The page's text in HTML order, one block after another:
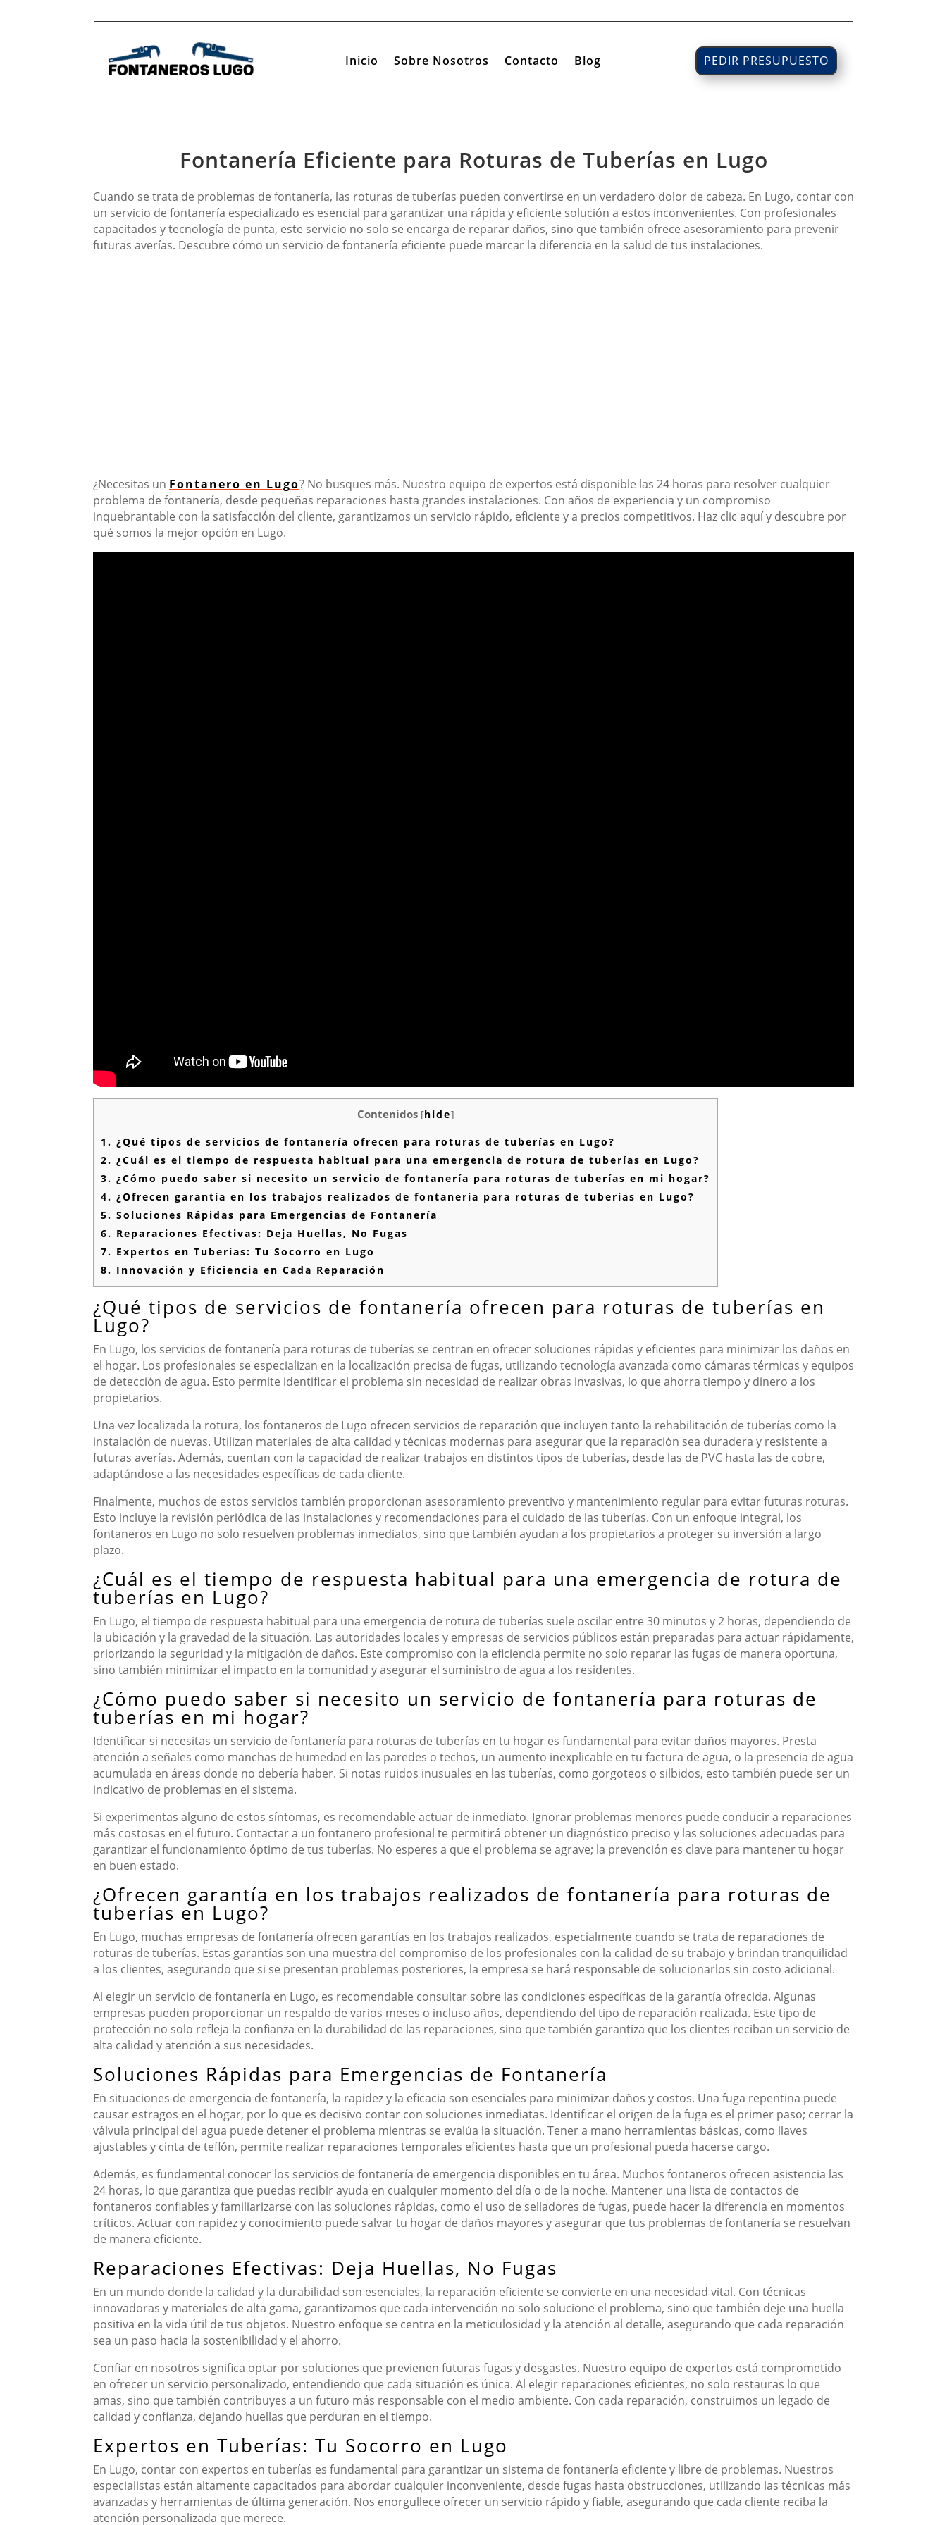
Inicio Sobre Nosotros Contacto Blog PEDIR PRESUPUESTO
Fontanería Eficiente para Roturas de Tuberías en Lugo
Cuando se trata de problemas de fontanería, las roturas de tuberías pueden convertirse en un verdadero dolor de cabeza. En Lugo, contar con
un servicio de fontanería especializado es esencial para garantizar una rápida y eficiente solución a estos inconvenientes. Con profesionales
capacitados y tecnología de punta, este servicio no solo se encarga de reparar daños, sino que también ofrece asesoramiento para prevenir
futuras averías. Descubre cómo un servicio de fontanería eficiente puede marcar la diferencia en la salud de tus instalaciones.
¿Necesitas un Fontanero en Lugo? No busques más. Nuestro equipo de expertos está disponible las 24 horas para resolver cualquier
problema de fontanería, desde pequeñas reparaciones hasta grandes instalaciones. Con años de experiencia y un compromiso
inquebrantable con la satisfacción del cliente, garantizamos un servicio rápido, eficiente y a precios competitivos. Haz clic aquí y descubre por
qué somos la mejor opción en Lugo.
Contenidos [hide]
1. ¿Qué tipos de servicios de fontanería ofrecen para roturas de tuberías en Lugo?
2. ¿Cuál es el tiempo de respuesta habitual para una emergencia de rotura de tuberías en Lugo?
3. ¿Cómo puedo saber si necesito un servicio de fontanería para roturas de tuberías en mi hogar?
4. ¿Ofrecen garantía en los trabajos realizados de fontanería para roturas de tuberías en Lugo?
5. Soluciones Rápidas para Emergencias de Fontanería
6. Reparaciones Efectivas: Deja Huellas, No Fugas
7. Expertos en Tuberías: Tu Socorro en Lugo
8. Innovación y Eficiencia en Cada Reparación
¿Qué tipos de servicios de fontanería ofrecen para roturas de tuberías en
Lugo?
En Lugo, los servicios de fontanería para roturas de tuberías se centran en ofrecer soluciones rápidas y eficientes para minimizar los daños en
el hogar. Los profesionales se especializan en la localización precisa de fugas, utilizando tecnología avanzada como cámaras térmicas y equipos
de detección de agua. Esto permite identificar el problema sin necesidad de realizar obras invasivas, lo que ahorra tiempo y dinero a los
propietarios.
Una vez localizada la rotura, los fontaneros de Lugo ofrecen servicios de reparación que incluyen tanto la rehabilitación de tuberías como la
instalación de nuevas. Utilizan materiales de alta calidad y técnicas modernas para asegurar que la reparación sea duradera y resistente a
futuras averías. Además, cuentan con la capacidad de realizar trabajos en distintos tipos de tuberías, desde las de PVC hasta las de cobre,
adaptándose a las necesidades específicas de cada cliente.
Finalmente, muchos de estos servicios también proporcionan asesoramiento preventivo y mantenimiento regular para evitar futuras roturas.
Esto incluye la revisión periódica de las instalaciones y recomendaciones para el cuidado de las tuberías. Con un enfoque integral, los
fontaneros en Lugo no solo resuelven problemas inmediatos, sino que también ayudan a los propietarios a proteger su inversión a largo
plazo.
¿Cuál es el tiempo de respuesta habitual para una emergencia de rotura de
tuberías en Lugo?
En Lugo, el tiempo de respuesta habitual para una emergencia de rotura de tuberías suele oscilar entre 30 minutos y 2 horas, dependiendo de
la ubicación y la gravedad de la situación. Las autoridades locales y empresas de servicios públicos están preparadas para actuar rápidamente,
priorizando la seguridad y la mitigación de daños. Este compromiso con la eficiencia permite no solo reparar las fugas de manera oportuna,
sino también minimizar el impacto en la comunidad y asegurar el suministro de agua a los residentes.
¿Cómo puedo saber si necesito un servicio de fontanería para roturas de
tuberías en mi hogar?
Identificar si necesitas un servicio de fontanería para roturas de tuberías en tu hogar es fundamental para evitar daños mayores. Presta
atención a señales como manchas de humedad en las paredes o techos, un aumento inexplicable en tu factura de agua, o la presencia de agua
acumulada en áreas donde no debería haber. Si notas ruidos inusuales en las tuberías, como gorgoteos o silbidos, esto también puede ser un
indicativo de problemas en el sistema.
Si experimentas alguno de estos síntomas, es recomendable actuar de inmediato. Ignorar problemas menores puede conducir a reparaciones
más costosas en el futuro. Contactar a un fontanero profesional te permitirá obtener un diagnóstico preciso y las soluciones adecuadas para
garantizar el funcionamiento óptimo de tus tuberías. No esperes a que el problema se agrave; la prevención es clave para mantener tu hogar
en buen estado.
¿Ofrecen garantía en los trabajos realizados de fontanería para roturas de
tuberías en Lugo?
En Lugo, muchas empresas de fontanería ofrecen garantías en los trabajos realizados, especialmente cuando se trata de reparaciones de
roturas de tuberías. Estas garantías son una muestra del compromiso de los profesionales con la calidad de su trabajo y brindan tranquilidad
a los clientes, asegurando que si se presentan problemas posteriores, la empresa se hará responsable de solucionarlos sin costo adicional.
Al elegir un servicio de fontanería en Lugo, es recomendable consultar sobre las condiciones específicas de la garantía ofrecida. Algunas
empresas pueden proporcionar un respaldo de varios meses o incluso años, dependiendo del tipo de reparación realizada. Este tipo de
protección no solo refleja la confianza en la durabilidad de las reparaciones, sino que también garantiza que los clientes reciban un servicio de
alta calidad y atención a sus necesidades.
Soluciones Rápidas para Emergencias de Fontanería
En situaciones de emergencia de fontanería, la rapidez y la eficacia son esenciales para minimizar daños y costos. Una fuga repentina puede
causar estragos en el hogar, por lo que es decisivo contar con soluciones inmediatas. Identificar el origen de la fuga es el primer paso; cerrar la
válvula principal del agua puede detener el problema mientras se evalúa la situación. Tener a mano herramientas básicas, como llaves
ajustables y cinta de teflón, permite realizar reparaciones temporales eficientes hasta que un profesional pueda hacerse cargo.
Además, es fundamental conocer los servicios de fontanería de emergencia disponibles en tu área. Muchos fontaneros ofrecen asistencia las
24 horas, lo que garantiza que puedas recibir ayuda en cualquier momento del día o de la noche. Mantener una lista de contactos de
fontaneros confiables y familiarizarse con las soluciones rápidas, como el uso de selladores de fugas, puede hacer la diferencia en momentos
críticos. Actuar con rapidez y conocimiento puede salvar tu hogar de daños mayores y asegurar que tus problemas de fontanería se resuelvan
de manera eficiente.
Reparaciones Efectivas: Deja Huellas, No Fugas
En un mundo donde la calidad y la durabilidad son esenciales, la reparación eficiente se convierte en una necesidad vital. Con técnicas
innovadoras y materiales de alta gama, garantizamos que cada intervención no solo solucione el problema, sino que también deje una huella
positiva en la vida útil de tus objetos. Nuestro enfoque se centra en la meticulosidad y la atención al detalle, asegurando que cada reparación
sea un paso hacia la sostenibilidad y el ahorro.
Confiar en nosotros significa optar por soluciones que previenen futuras fugas y desgastes. Nuestro equipo de expertos está comprometido
en ofrecer un servicio personalizado, entendiendo que cada situación es única. Al elegir reparaciones eficientes, no solo restauras lo que
amas, sino que también contribuyes a un futuro más responsable con el medio ambiente. Con cada reparación, construimos un legado de
calidad y confianza, dejando huellas que perduran en el tiempo.
Expertos en Tuberías: Tu Socorro en Lugo
En Lugo, contar con expertos en tuberías es fundamental para garantizar un sistema de fontanería eficiente y libre de problemas. Nuestros
especialistas están altamente capacitados para abordar cualquier inconveniente, desde fugas hasta obstrucciones, utilizando las técnicas más
avanzadas y herramientas de última generación. Nos enorgullece ofrecer un servicio rápido y fiable, asegurando que cada cliente reciba la
atención personalizada que merece.